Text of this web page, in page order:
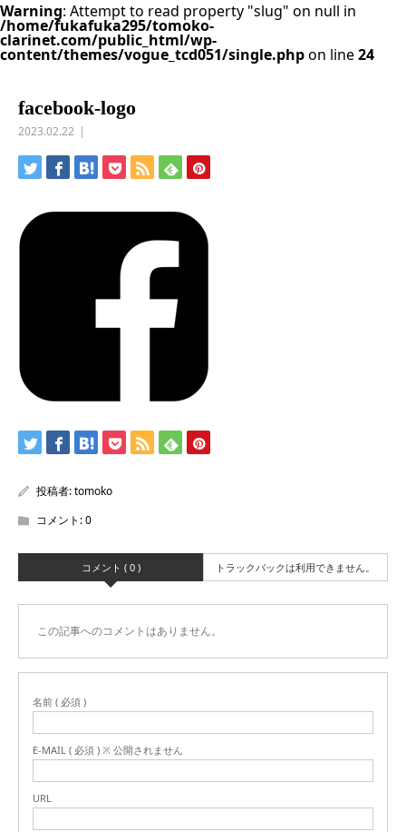
Warning: Attempt to read property "slug" on null in
/home/fukafuka295/tomoko-
clarinet.com/public_html/wp-
content/themes/vogue_tcd051/single.phpon line24
facebook-logo
2023.02.22
投稿者:tomoko
コメント:0
コメント ( 0 ) トラックバックは利用できません。
この記事へのコメントはありません。
名前 ( 必須 )
E-MAIL ( 必須 ) ※ 公開されません
URL